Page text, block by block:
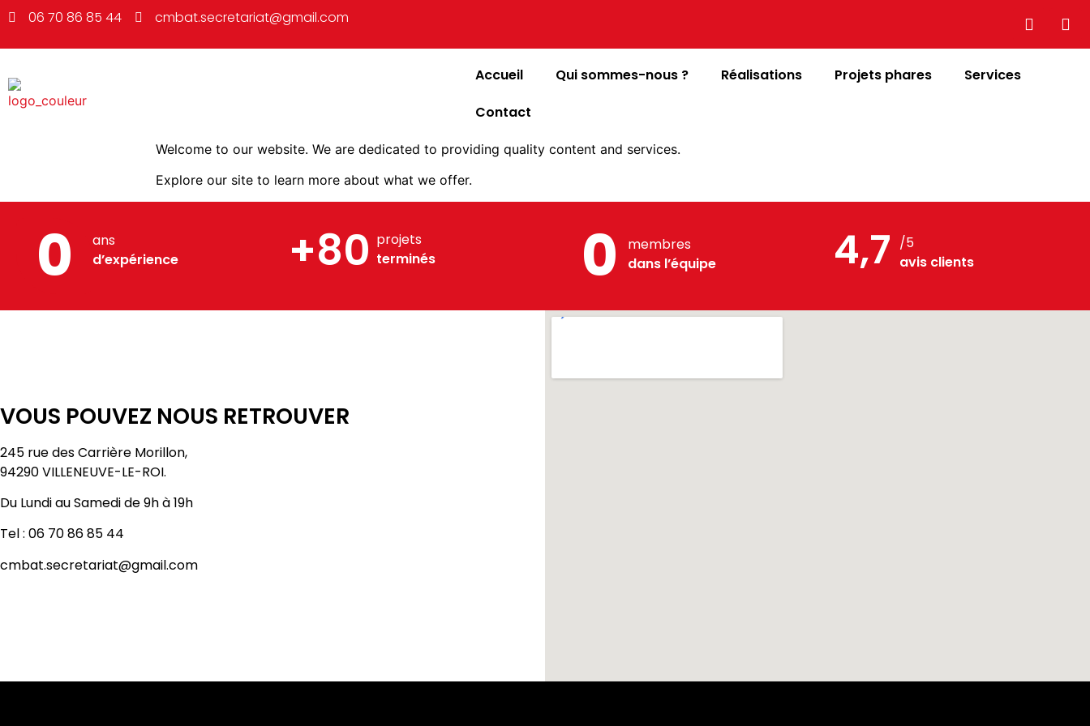
06 70 86 85 44 cmbat.secretariat@gmail.com
Accueil Qui sommes-nous ? Réalisations Projets phares
Services
Contact
Welcome to our website. We are dedicated to providing quality content and services.
Explore our site to learn more about what we offer.
0
ans
d’expérience
+80 projets
terminés
0
membres
dans l’équipe
4,7 /5
avis clients
VOUS POUVEZ NOUS RETROUVER
245 rue des Carrière Morillon,
94290 VILLENEUVE-LE-ROI.
Du Lundi au Samedi de 9h à 19h
Tel : 06 70 86 85 44
cmbat.secretariat@gmail.com